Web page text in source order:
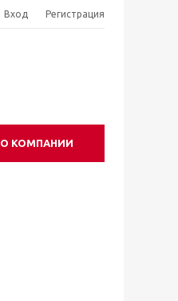
Вход Регистрация
О КОМПАНИИ